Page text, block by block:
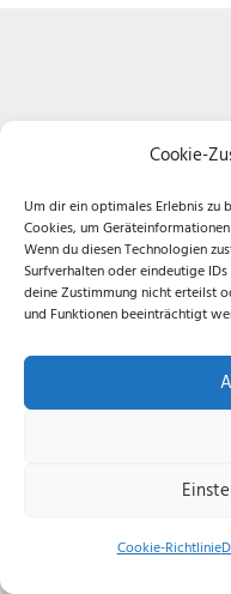
Cookie-
Um dir ein optimales Erlebnis
Cookies, um
Wenn du diesen Technologien
Surfverhalten oder eindeutige
deine Zustimmung nicht erteilst
und Funktionen beeinträchtigt
Cookie-Richtlinie